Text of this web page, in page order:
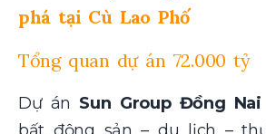
phá tại Cù Lao Phố
Tổng quan dự án 72.000 tỷ
Dự án Sun Group Đồng Nai